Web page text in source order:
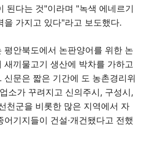
된다는 것"이라며 "녹색 에네르기
을 가지고 있다"라고 보도했다.
평안북도에서 논판양어를 위한 논
새끼물고기 생산에 박차를 가하고
신문은 짧은 기간에 도 농촌경리위
소가 꾸려지고 신의주시, 구성시,
천군을 비롯한 많은 지역에서 자
어기지들이 건설·개건됐다고 전했